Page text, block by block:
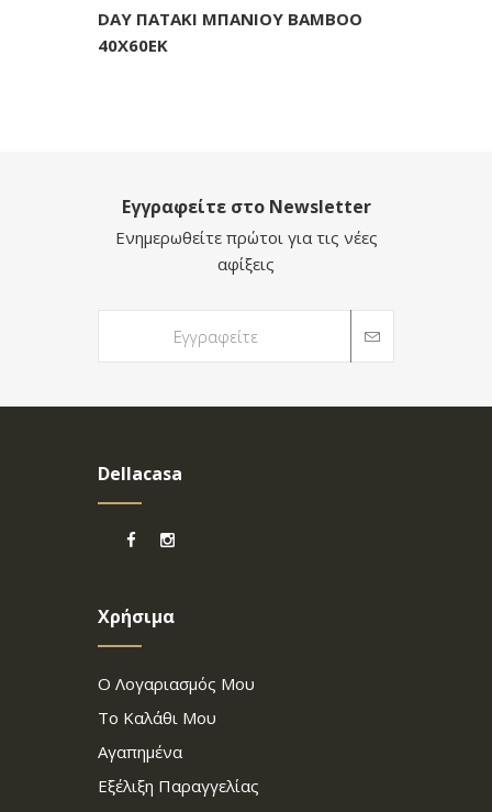
DAY ΠΑΤΑΚΙ ΜΠΑΝΙΟΥ BAMBOO
40Χ60ΕΚ
Εγγραφείτε στο Newsletter
Ενημερωθείτε πρώτοι για τις νέες
αφίξεις
Dellacasa
Χρήσιμα
Ο Λογαριασμός Μου
Το Καλάθι Μου
Αγαπημένα
Εξέλιξη Παραγγελίας